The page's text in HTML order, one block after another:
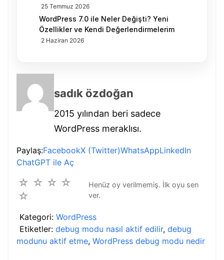
25 Temmuz 2026
WordPress 7.0 ile Neler Değişti? Yeni
Özellikler ve Kendi Değerlendirmelerim
2 Haziran 2026
sadık özdoğan
2015 yılından beri sadece
WordPress meraklısı.
Paylaş:FacebookX (Twitter)WhatsAppLinkedIn
ChatGPT ile Aç
☆ ☆ ☆ ☆
☆
Henüz oy verilmemiş. İlk oyu sen
ver.
Kategori: WordPress
Etiketler: debug modu nasıl aktif edilir, debug
modunu aktif etme, WordPress debug modu nedir